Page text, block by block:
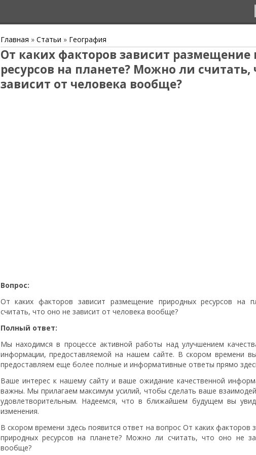
Главная » Статьи » География
От каких факторов зависит
ресурсов на планете? Можно ли считать,
зависит от человека вообще?
Вопрос:
От каких факторов зависит размещение природных ресурсов на
считать, что оно не зависит от человека вообще?
Полный ответ:
Мы находимся в процессе активной работы над улучшением
информации, предоставляемой на нашем сайте. В скором времени
предоставляем еще более полные и информативные ответы прямо
Ваше интерес к нашему сайту и ваше ожидание качественной
важны. Мы прилагаем максимум усилий, чтобы сделать ваше
удовлетворительным. Надеемся, что в ближайшем будущем вы
изменения.
В скором времени здесь появится ответ на вопрос От каких факторов
природных ресурсов на планете? Можно ли считать, что оно не
вообще?